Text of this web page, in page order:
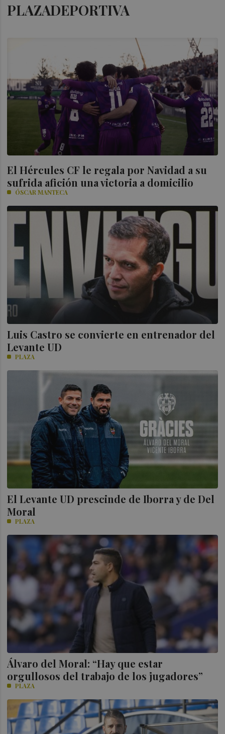
PLAZADEPORTIVA
El Hércules CF le regala por Navidad a su
sufrida afición una victoria a domicilio
ÓSCAR MANTECA
Luis Castro se convierte en entrenador del
Levante UD
PLAZA
El Levante UD prescinde de Iborra y de Del
Moral
PLAZA
Álvaro del Moral: “Hay que estar
orgullosos del trabajo de los jugadores”
PLAZA